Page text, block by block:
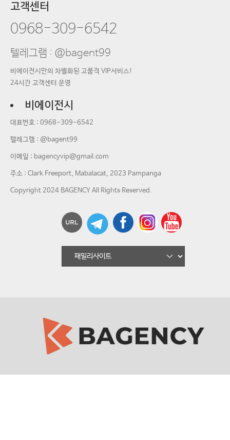
고객센터
0968-309-6542
텔레그램 : @bagent99
비에이전시만의 차별화된 고품격 VIP서비스!
24시간 고객센터 운영
비에이전시
대표번호 : 0968-309-6542
텔레그램 : @bagent99
이메일 : bagencyvip@gmail.com
주소 : Clark Freeport, Mabalacat, 2023 Pampanga
Copyright 2024 BAGENCY All Rights Reserved.